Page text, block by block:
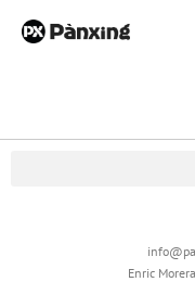
Enric